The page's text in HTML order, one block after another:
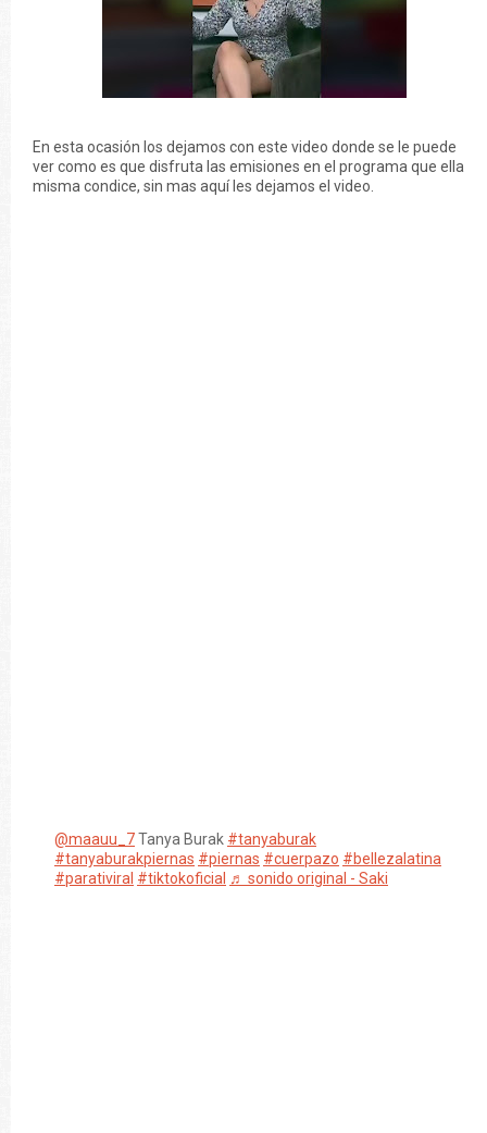
En esta ocasión los dejamos con este video donde se le puede
ver como es que disfruta las emisiones en el programa que ella
misma condice, sin mas aquí les dejamos el video.
@maauu_7Tanya Burak #tanyaburak
#tanyaburakpiernas #piernas #cuerpazo #bellezalatina
#parativiral #tiktokoficial ♬ sonido original - Saki